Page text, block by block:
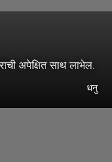
अपेक्षित साथ लाभेल.
धनु